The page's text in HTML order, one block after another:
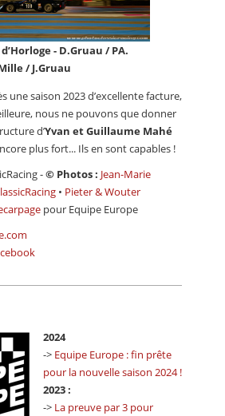
- D.Gruau / PA.
/ J.Gruau
une saison 2023 d’excellente facture,
nous ne pouvons que donner
d’Yvan et Guillaume Mahé
plus fort... Ils en sont capables !
-© Photos : Jean-Marie
• Pieter & Wouter
pour Equipe Europe
2024
-> Equipe Europe : fin prête
pour la nouvelle saison 2024 !
2023 :
-> La preuve par 3 pour